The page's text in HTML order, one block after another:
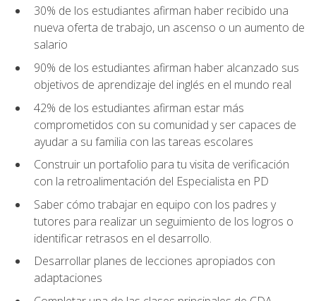
30% de los estudiantes afirman haber recibido una
nueva oferta de trabajo, un ascenso o un aumento de
salario
90% de los estudiantes afirman haber alcanzado sus
objetivos de aprendizaje del inglés en el mundo real
42% de los estudiantes afirman estar más
comprometidos con su comunidad y ser capaces de
ayudar a su familia con las tareas escolares
Construir un portafolio para tu visita de verificación
con la retroalimentación del Especialista en PD
Saber cómo trabajar en equipo con los padres y
tutores para realizar un seguimiento de los logros o
identificar retrasos en el desarrollo.
Desarrollar planes de lecciones apropiados con
adaptaciones